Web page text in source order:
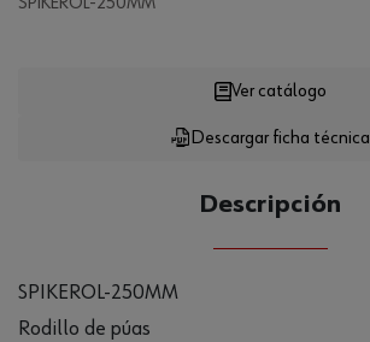
Descargar ficha técnica
Ver catálogo
Descripción
SPIKEROL-250MM
Rodillo de púas